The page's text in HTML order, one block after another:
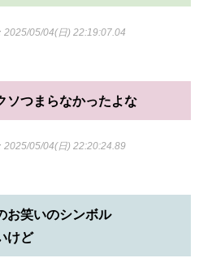
：2025/05/04(日) 22:19:07.04
ソつまらなかったよな
：2025/05/04(日) 22:20:24.89
お笑いのシンボル
けど